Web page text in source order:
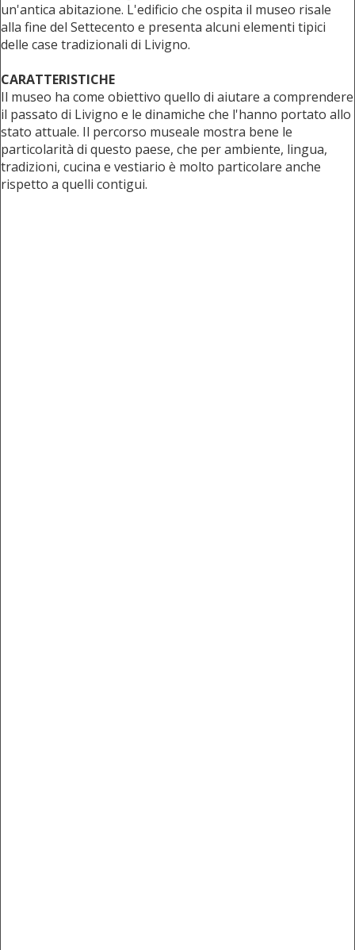
un'antica abitazione. L'edificio che ospita il museo risale
alla fine del Settecento e presenta alcuni elementi tipici
delle case tradizionali di Livigno.
CARATTERISTICHE
Il museo ha come obiettivo quello di aiutare a comprendere
il passato di Livigno e le dinamiche che l'hanno portato allo
stato attuale. Il percorso museale mostra bene le
particolarità di questo paese, che per ambiente, lingua,
tradizioni, cucina e vestiario è molto particolare anche
rispetto a quelli contigui.